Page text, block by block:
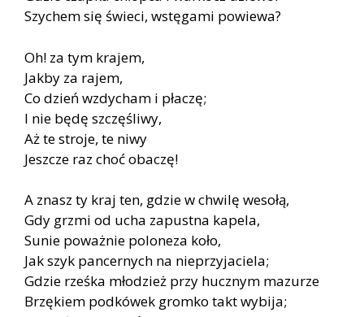
Szychem się świeci, wstęgami powiewa?
Oh! za tym krajem,
Jakby za rajem,
Co dzień wzdycham i płaczę;
I nie będę szczęśliwy,
Aż te stroje, te niwy
Jeszcze raz choć obaczę!
A znasz ty kraj ten, gdzie w chwilę wesołą,
Gdy grzmi od ucha zapustna kapela,
Sunie poważnie poloneza koło,
Jak szyk pancernych na nieprzyjaciela;
Gdzie rześka młodzież przy hucznym mazurze
Brzękiem podkówek gromko takt wybija;